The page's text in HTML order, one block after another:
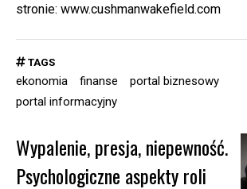
stronie: www.cushmanwakefield.com
TAGS
ekonomia finanse
portal biznesowy
portal informacyjny
Wypalenie, presja, niepewność.
Psychologiczne aspekty roli